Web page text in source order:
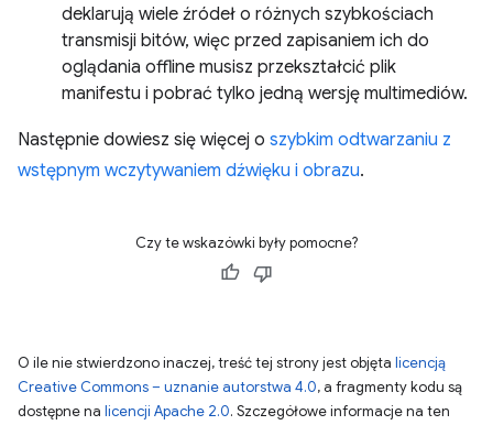
deklarują wiele źródeł o różnych szybkościach
transmisji bitów, więc przed zapisaniem ich do
oglądania offline musisz przekształcić plik
manifestu i pobrać tylko jedną wersję multimediów.
Następnie dowiesz się więcej o szybkim odtwarzaniu z
wstępnym wczytywaniem dźwięku i obrazu.
Czy te wskazówki były pomocne?
O ile nie stwierdzono inaczej, treść tej strony jest objęta licencją
Creative Commons – uznanie autorstwa 4.0, a fragmenty kodu są
dostępne na licencji Apache 2.0. Szczegółowe informacje na ten